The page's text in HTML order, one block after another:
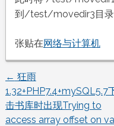
到/test/movedir3目录
张贴在网络与计算机
文
章
← 狂雨
1.32+PHP7.4+mySQL5.7
击书库时出现Trying to
access array offset on